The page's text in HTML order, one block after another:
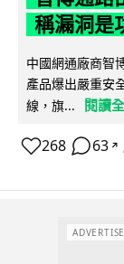
稱漏洞是
中國網通廠商智
產品爆出嚴重安
線，旗...
閱讀
268 63 ↗